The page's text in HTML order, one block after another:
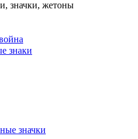
значки, жетоны
знаки
значки